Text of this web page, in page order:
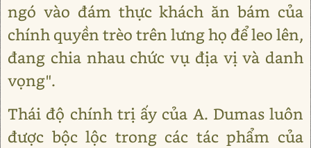
ngó vào đám thực khách ăn bám của
chính quyền trèo trên lưng họ để leo lên,
đang chia nhau chức vụ địa vị và danh
vọng".
Thái độ chính trị ấy của A. Dumas luôn
được bộc lộc trong các tác phẩm của